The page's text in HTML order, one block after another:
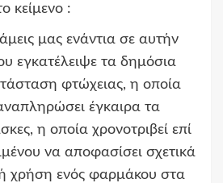
κείμενο :
μας ενάντια σε αυτήν
εγκατέλειψε τα δημόσια
φτώχειας, η οποία
έγκαιρα τα
η οποία χρονοτριβεί επί
να αποφασίσει σχετικά
χρήση ενός φαρμάκου στα